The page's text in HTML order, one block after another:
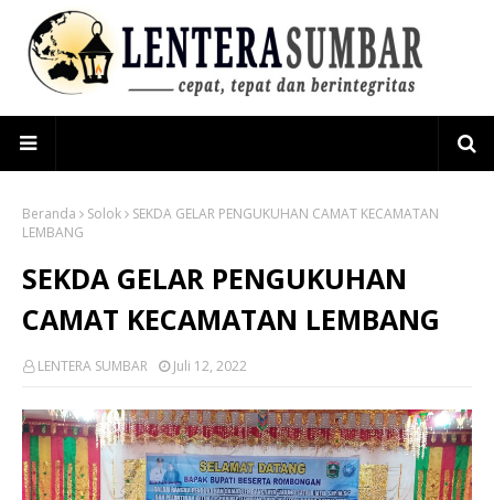
Beranda Solok
SEKDA GELAR PENGUKUHAN CAMAT KECAMATAN
LEMBANG
SEKDA GELAR PENGUKUHAN
CAMAT KECAMATAN LEMBANG
LENTERA SUMBAR Juli 12, 2022